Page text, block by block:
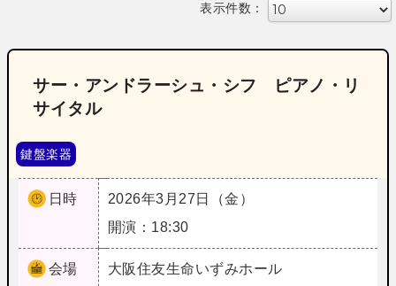
表示件数：
サー・アンドラーシュ・シフ ピアノ・リ
サイタル
鍵盤楽器
日時
2026年3月27日（金）
開演：18:30
会場 大阪住友生命いずみホール